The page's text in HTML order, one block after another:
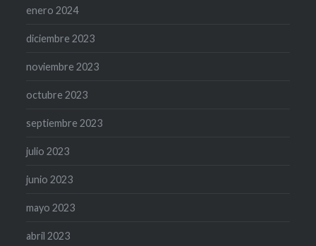
enero 2024
diciembre 2023
noviembre 2023
octubre 2023
septiembre 2023
julio 2023
junio 2023
mayo 2023
abril 2023